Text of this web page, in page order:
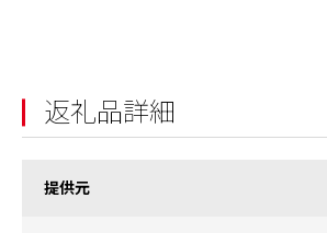
返礼品詳細
提供元